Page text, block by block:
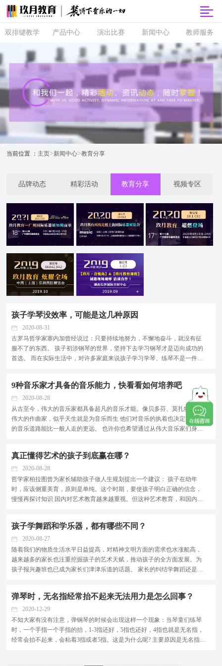
双排键教学
双排键
课程体系
直营校区
音协考级
双排键升级
产品中心
玖月商城
玖月智能音
玖月琴房
玖月琴房云
玖月·音悦岛
演出比赛
音乐会
央视演出
玖乐团
新闻中心
品牌动态
精彩活动
教育分享
视频专区
教师服务
师资培训
玖月教师俱
师资查询
全国师资招
当前位置 ： 主页>新闻中心>教育分享
品牌动态 精彩活动 教育分享 视频专区
孩子学琴没效率，可能是这几种原因
2020-08-31
古罗马哲学家塞内加曾经说过：只要持续地努力，不懈地奋斗，就没有征
服不了的东西。 孩子初涉钢琴的世界，坚持下去学习钢琴才是迈向成功的
首选。 而在实际生活中，对许多家庭来说孩子学习学琴、练琴不是一件很
毫动摇，我们就...
9种音乐家才具备的音乐能力，快看看如何培养吧
2020-08-28
从古至今，伟大的音乐家都具备超凡的音乐才能。像贝多芬、莫扎特这样
伟大的作曲家，似乎天生就是为音乐而生 他们对音乐的执着也决定了他们
的音乐道路能比一般人走的更远。 也许你也希望通过从伟大音乐家们身上
弹奏和表现出来...
真正懂得艺术的孩子到底赢在哪？
2020-08-28
哲学家柏拉图曾为家长辅助孩子做人生规划提出一个建议： 孩子在幼年
时，应该侧重美育，原则是单纯。这个时期，要使孩子明白正确的信念，
慢慢再探讨知识 国内对艺术教育越来越重视。但这种艺术教育，和国内不
他们培养的孩子的...
孩子学舞蹈和学乐器，都有哪些不同？
2020-08-27
随着我们的物质生活水平日益提高，对精神文明方面的需求也水涨船高，
越来越多的家长也注重挖掘孩子的艺术天赋，推动孩子的全方面发展。为
孩子报兴趣班也已成为家长们津津乐道的话题。 家长的纠结学舞蹈还是学
是学乐器的问题...
弹琴时，无名指经常抬不起来无法用力是怎么回事？
2020-12-29
不知大家有没有注意，弹钢琴的时候会出现这样一个现象：当琴童们练琴
时，一个手指一个手指的抬，1-3指还好，5指也还好，4指也就是无名指，
经常会抬不起来，会粘着3指或者5指。这是为什么呢? 主要原因是无名指不